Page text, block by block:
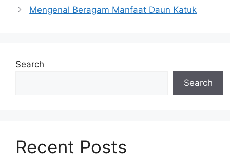
Mengenal Beragam Manfaat Daun Katuk
Search
Search
Recent Posts